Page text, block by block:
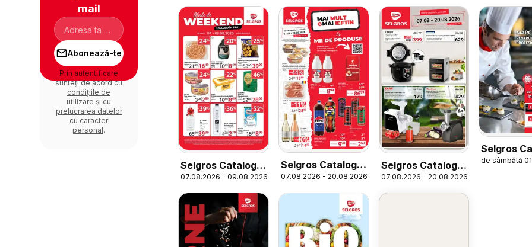
Selgros Catalog
Oferte de
weekend
07.08.2026 - 09.08.2026
Selgros Catalog
Magazine Mici
07.08.2026 - 20.08.2026
Selgros Catalog
Nonfood
07.08.2026 - 20.08.2026
Selgros
de sâmbătă
mail
Abonează-te
Prin autentificare
sunteți de acord cu
condițiile de
utilizare și cu
prelucrarea datelor
cu caracter
personal.